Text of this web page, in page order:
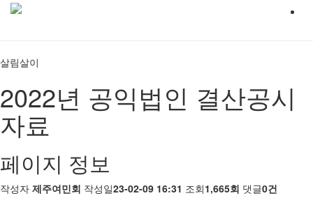
살림살이
2022년 공익법인 결산공시
자료
페이지 정보
작성자 제주여민회 작성일23-02-09 16:31 조회1,665회 댓글0건